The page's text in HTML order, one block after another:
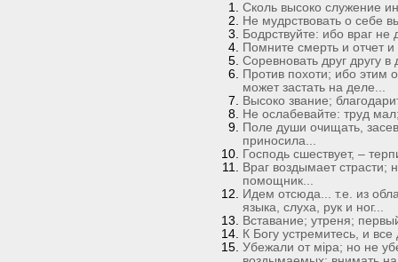
Сколь высоко служение
Не мудрствовать о себе
Бодрствуйте: ибо враг
Помните смерть и отчет
Соревновать друг другу
Против похоти; ибо этим
может застать на деле...
Высоко звание;
Не ослабевайте: труд
Поле души очищать,
приносила...
Господь сшествует, –
Враг воздымает страсти;
помощник...
Идем отсюда... т.е. из
языка, слуха, рук и ног...
Вставание; утреня;
К Богу устремитесь, и
Убежали от мiра; но не